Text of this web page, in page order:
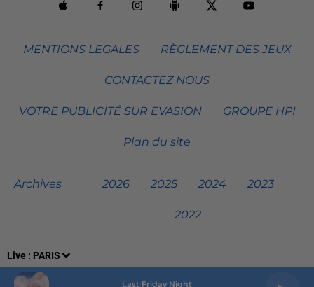
Live : PARIS
Last Friday Night
MENTIONS LEGALES RÈGLEMENT DES JEUX
CONTACTEZ NOUS
VOTRE PUBLICITÉ SUR EVASION GROUPE HPI
Plan du site
Archives 2026 2025 2024 2023
2022